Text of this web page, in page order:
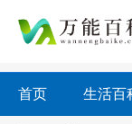
首页 生活百